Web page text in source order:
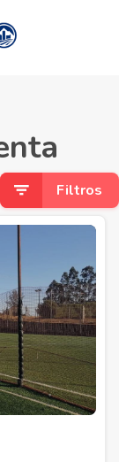
Filtros